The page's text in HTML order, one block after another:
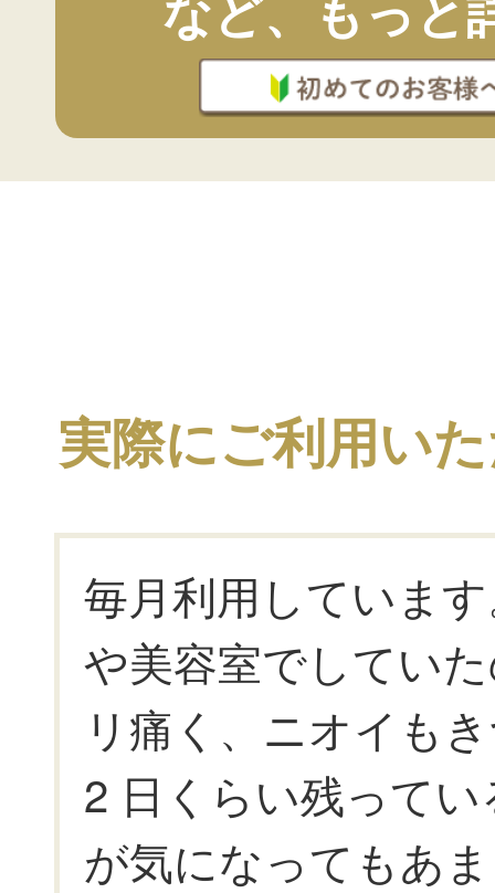
実際にご利用い
毎月利用していま
や美容室でしてい
リ痛く、ニオイも
2 日くらい残って
が気になってもあ